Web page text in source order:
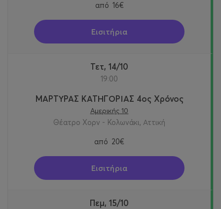
από 16€
Εισιτήρια
Τετ, 14/10
19:00
ΜΑΡΤΥΡΑΣ ΚΑΤΗΓΟΡΙΑΣ 4ος Χρόνος
Αμερικής 10
Θέατρο Χορν - Κολωνάκι, Αττική
από 20€
Εισιτήρια
Πεμ, 15/10